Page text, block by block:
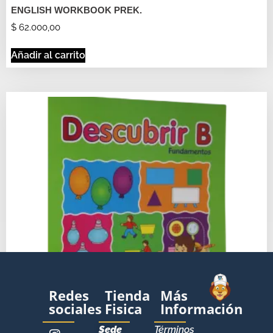
ENGLISH WORKBOOK PREK.
$ 62.000,00
Añadir al carrito
Redes
sociales
Tienda
Fisica
Sede
Más
Información
Términos